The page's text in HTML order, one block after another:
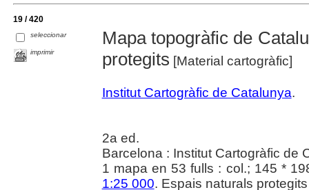
19 / 420
seleccionar
imprimir
Mapa topogràfic de
protegits [Material cartogràfic]
Institut Cartogràfic de Catalunya.
2a ed.
Barcelona : Institut Cartogràfic de
1 mapa en 53 fulls : col.; 145 *
1:25 000. Espais naturals